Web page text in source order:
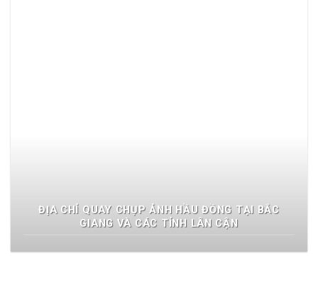
ĐỊA CHỈ QUAY CHỤP ẢNH HẦU ĐỒNG TẠI BẮC
GIANG VÀ CÁC TỈNH LÂN CẬN